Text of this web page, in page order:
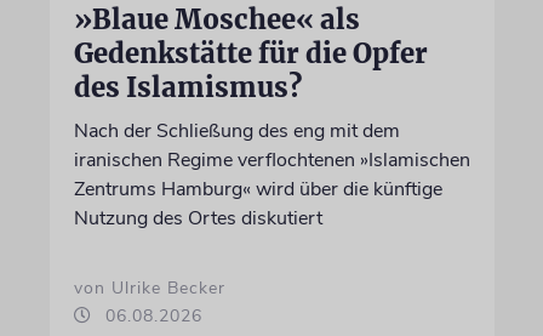
»Blaue Moschee« als
Gedenkstätte für die Opfer
des Islamismus?
Nach der Schließung des eng mit dem
iranischen Regime verflochtenen »Islamischen
Zentrums Hamburg« wird über die künftige
Nutzung des Ortes diskutiert
von Ulrike Becker
06.08.2026